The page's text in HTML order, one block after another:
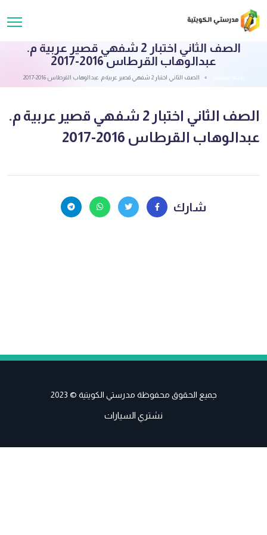
الصف الثاني اختبار 2 شفهي قصير عربية م.
عبدالوهاب القرطاس 2016-2017
الصف الثاني اختبار 2 شفهي قصير عربية م. عبدالوهاب القرطاس 2016-2017
الصف الثاني اختبار 2 شفهي قصير عربية م.
عبدالوهاب القرطاس 2016-2017
شارك
جميع الحقوق محفوظة مدرستي الكويتية © 2023
نشتري السيارات